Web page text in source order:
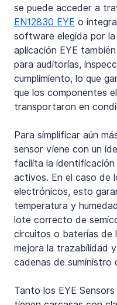
se puede acceder a
EN12830 EYE o
software elegida por la
aplicación EYE
para auditorías,
cumplimiento, lo que
que los componentes
transportaron en
Para simplificar aún
sensor viene con un
facilita la identificación
activos. En el caso de
electrónicos, esto
temperatura y
lote correcto de
circuitos o baterías de
mejora la trazabilidad
cadenas de suministro
Tanto los EYE